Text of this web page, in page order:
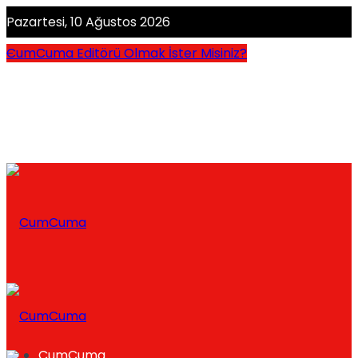
Pazartesi, 10 Ağustos 2026
CumCuma Editörü Olmak İster Misiniz?